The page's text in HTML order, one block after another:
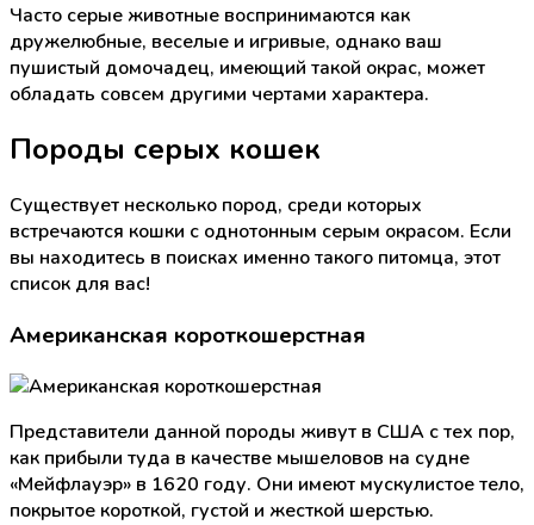
Часто серые животные воспринимаются как
дружелюбные, веселые и игривые, однако ваш
пушистый домочадец, имеющий такой окрас, может
обладать совсем другими чертами характера.
Породы серых кошек
Существует несколько пород, среди которых
встречаются кошки с однотонным серым окрасом. Если
вы находитесь в поисках именно такого питомца, этот
список для вас!
Американская короткошерстная
Представители данной породы живут в США с тех пор,
как прибыли туда в качестве мышеловов на судне
«Мейфлауэр» в 1620 году. Они имеют мускулистое тело,
покрытое короткой, густой и жесткой шерстью.